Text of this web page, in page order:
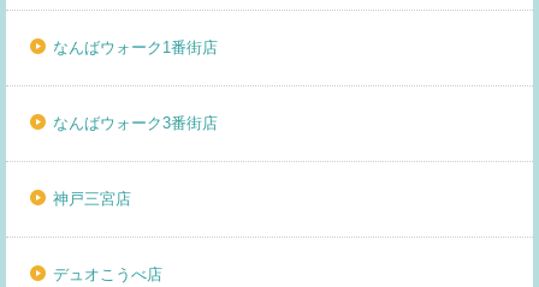
なんばウォーク1番街店
なんばウォーク3番街店
神戸三宮店
デュオこうべ店